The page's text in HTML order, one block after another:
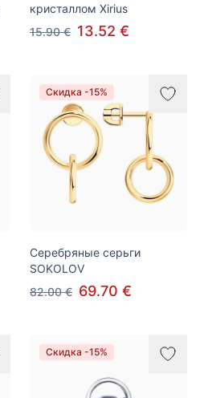
кристаллом Xirius
15.90 € 13.52 €
Скидка -15%
Серебряные серьги
SOKOLOV
82.00 € 69.70 €
Скидка -15%